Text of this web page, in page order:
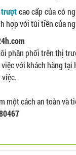
cao cấp của có
hợp với túi tiền của
phân phối trên thị
với khách hàng tại
việc.
một cách an toàn và